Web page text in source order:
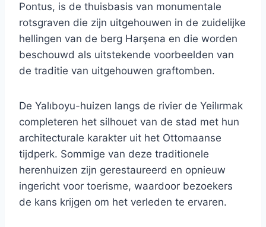
Pontus, is de thuisbasis van monumentale
rotsgraven die zijn uitgehouwen in de zuidelijke
hellingen van de berg Harşena en die worden
beschouwd als uitstekende voorbeelden van
de traditie van uitgehouwen graftomben.
De Yalıboyu-huizen langs de rivier de Yeilırmak
completeren het silhouet van de stad met hun
architecturale karakter uit het Ottomaanse
tijdperk. Sommige van deze traditionele
herenhuizen zijn gerestaureerd en opnieuw
ingericht voor toerisme, waardoor bezoekers
de kans krijgen om het verleden te ervaren.